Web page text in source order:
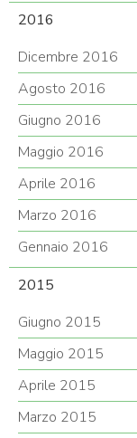
2016
Dicembre 2016
Agosto 2016
Giugno 2016
Maggio 2016
Aprile 2016
Marzo 2016
Gennaio 2016
2015
Giugno 2015
Maggio 2015
Aprile 2015
Marzo 2015